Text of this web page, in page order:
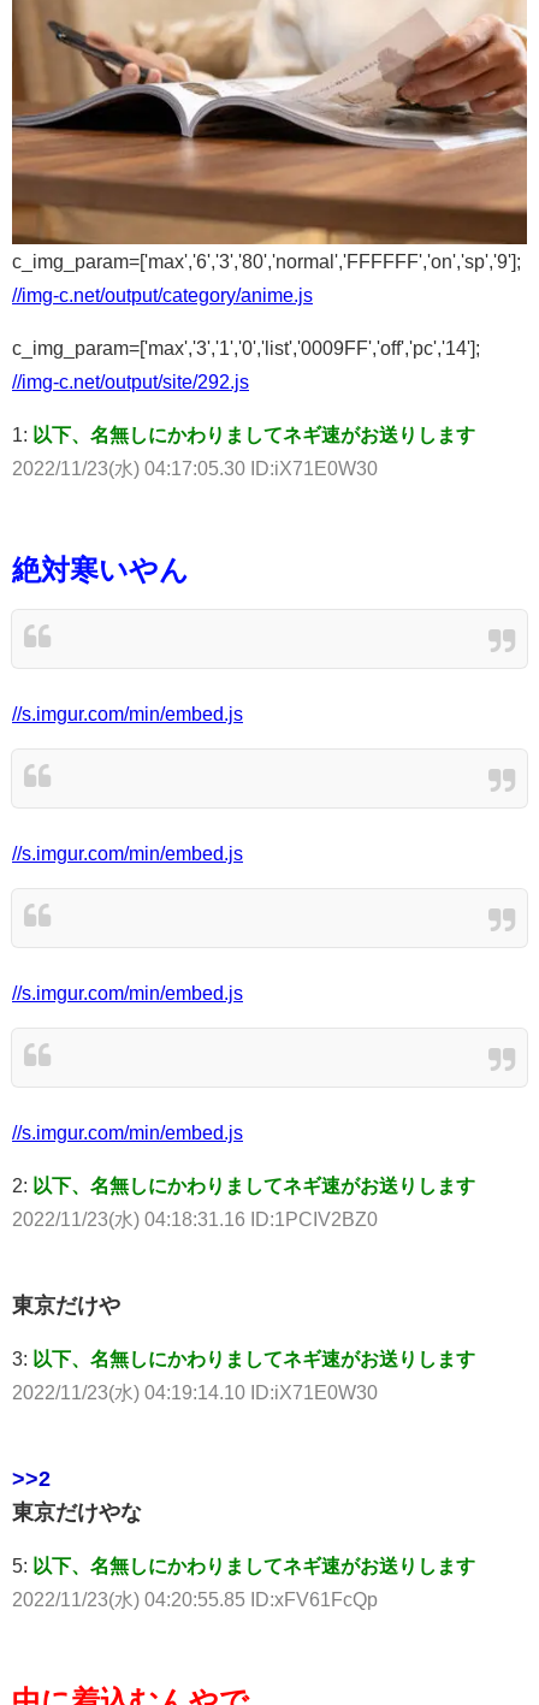
c_img_param=['max','6','3','80','normal','FFFFFF','on','sp','9'];
//img-c.net/output/category/anime.js
c_img_param=['max','3','1','0','list','0009FF','off','pc','14'];
//img-c.net/output/site/292.js
1: 以下、名無しにかわりましてネギ速がお送りします
2022/11/23(水) 04:17:05.30 ID:iX71E0W30
絶対寒いやん
//s.imgur.com/min/embed.js
//s.imgur.com/min/embed.js
//s.imgur.com/min/embed.js
//s.imgur.com/min/embed.js
2: 以下、名無しにかわりましてネギ速がお送りします
2022/11/23(水) 04:18:31.16 ID:1PCIV2BZ0
東京だけや
3: 以下、名無しにかわりましてネギ速がお送りします
2022/11/23(水) 04:19:14.10 ID:iX71E0W30
>>2
東京だけやな
5: 以下、名無しにかわりましてネギ速がお送りします
2022/11/23(水) 04:20:55.85 ID:xFV61FcQp